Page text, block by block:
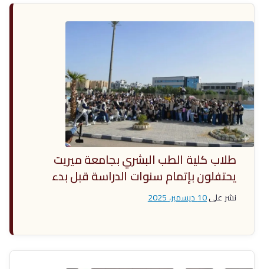
طلاب كلية الطب البشري بجامعة ميريت
يحتفلون بإتمام سنوات الدراسة قبل بدء
سنوات الامتياز
نشر على10 ديسمبر، 2025